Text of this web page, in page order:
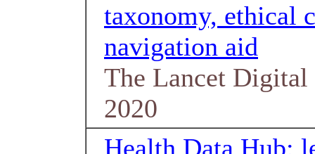
taxonomy, ethical
navigation aid
The Lancet Digital
2020
Health Data Hub: